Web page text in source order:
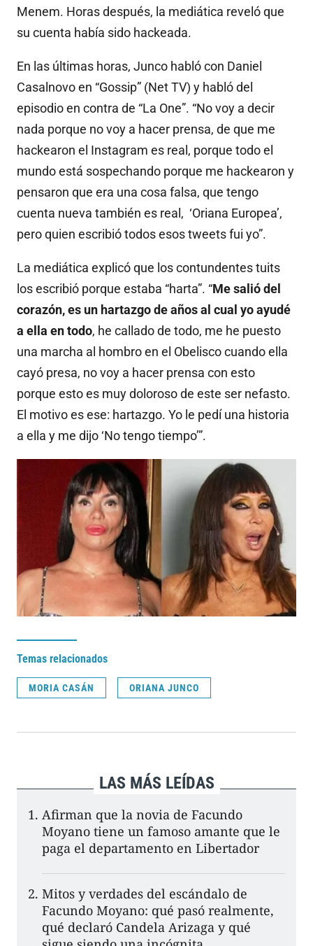
Menem. Horas después, la mediática reveló que
su cuenta había sido hackeada.
En las últimas horas, Junco habló con Daniel
Casalnovo en “Gossip” (Net TV) y habló del
episodio en contra de “La One”. “No voy a decir
nada porque no voy a hacer prensa, de que me
hackearon el Instagram es real, porque todo el
mundo está sospechando porque me hackearon y
pensaron que era una cosa falsa, que tengo
cuenta nueva también es real, ‘Oriana Europea’,
pero quien escribió todos esos tweets fui yo”.
La mediática explicó que los contundentes tuits
los escribió porque estaba “harta”. “Me salió del
corazón, es un hartazgo de años al cual yo ayudé
a ella en todo, he callado de todo, me he puesto
una marcha al hombro en el Obelisco cuando ella
cayó presa, no voy a hacer prensa con esto
porque esto es muy doloroso de este ser nefasto.
El motivo es ese: hartazgo. Yo le pedí una historia
a ella y me dijo ‘No tengo tiempo’”.
Temas relacionados
MORIA CASÁN ORIANA JUNCO
LAS MÁS LEÍDAS
Afirman que la novia de Facundo
Moyano tiene un famoso amante que le
paga el departamento en Libertador
Mitos y verdades del escándalo de
Facundo Moyano: qué pasó realmente,
qué declaró Candela Arizaga y qué